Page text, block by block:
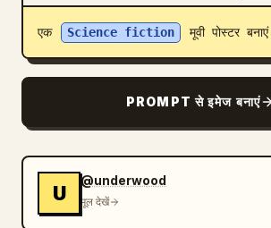
डाउनलोड
ब्लॉग
एक Science fiction मूवी पोस्टर बनाएं
PROMPT से इमेज बनाएं
U
@underwood
मूल देखें